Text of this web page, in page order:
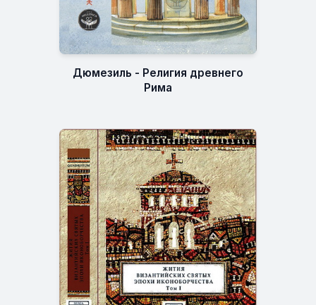
Дюмезиль - Религия древнего
Рима